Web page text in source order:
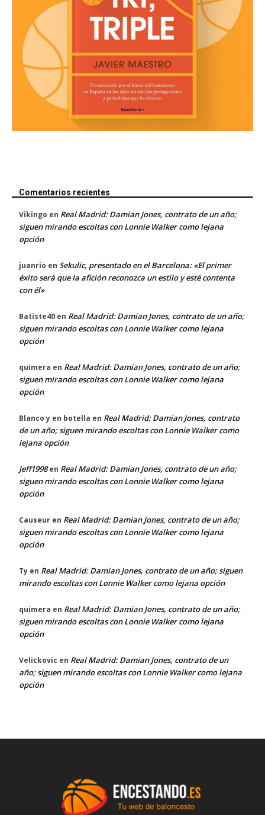
Comentarios recientes
Vikingo en Real Madrid: Damian Jones, contrato de un año;
siguen mirando escoltas con Lonnie Walker como lejana
opción
juanrio en Sekulic, presentado en el Barcelona: «El primer
éxito será que la afición reconozca un estilo y esté contenta
con él»
Batiste40 en Real Madrid: Damian Jones, contrato de un año;
siguen mirando escoltas con Lonnie Walker como lejana
opción
quimera en Real Madrid: Damian Jones, contrato de un año;
siguen mirando escoltas con Lonnie Walker como lejana
opción
Blanco y en botella en Real Madrid: Damian Jones, contrato
de un año; siguen mirando escoltas con Lonnie Walker como
lejana opción
Jeff1998en Real Madrid: Damian Jones, contrato de un año;
siguen mirando escoltas con Lonnie Walker como lejana
opción
Causeur en Real Madrid: Damian Jones, contrato de un año;
siguen mirando escoltas con Lonnie Walker como lejana
opción
Ty en Real Madrid: Damian Jones, contrato de un año; siguen
mirando escoltas con Lonnie Walker como lejana opción
quimera en Real Madrid: Damian Jones, contrato de un año;
siguen mirando escoltas con Lonnie Walker como lejana
opción
Velickovic en Real Madrid: Damian Jones, contrato de un
año; siguen mirando escoltas con Lonnie Walker como lejana
opción